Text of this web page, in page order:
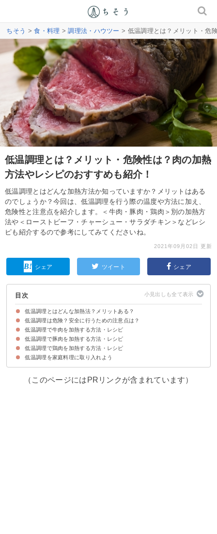
ちそう >食・料理 >調理法・ハウツー > 低温調理とは？メリット・危
低温調理とは？メリット・危険性は？肉の加熱
方法やレシピのおすすめも紹介！
低温調理とはどんな加熱方法か知っていますか？メリットはある
のでしょうか？今回は、低温調理を行う際の温度や方法に加え、
危険性と注意点を紹介します。＜牛肉・豚肉・鶏肉＞別の加熱方
法や＜ローストビーフ・チャーシュー・サラダチキン＞などレシ
ピも紹介するので参考にしてみてくださいね。
2021年09月02日 更新
シェア ツイート シェア
目次
低温調理とはどんな加熱法？メリットある？
低温調理は40℃〜60℃の温度で長時間加熱する方法
低温調理を行うと肉を柔らかい状態で保つことができるメリットがある
低温調理は危険？安全に行うための注意点は？
①肉類は新鮮なものを使用する
②手だけでなく道具も消毒する
③肉類は規定の加熱時間を守る
低温調理で牛肉を加熱する方法・レシピ
低温調理で作るローストビーフの材料
低温調理で作るローストビーフのレシピ・手順
低温調理で豚肉を加熱する方法・レシピ
低温調理で作るチャーシューの材料
低温調理で作るチャーシューのレシピ・手順
低温調理で鶏肉を加熱する方法・レシピ
低温調理で作るサラダチキンの材料
低温調理で作るサラダチキンのレシピ・手順
低温調理を家庭料理に取り入れよう
（このページにはPRリンクが含まれています）